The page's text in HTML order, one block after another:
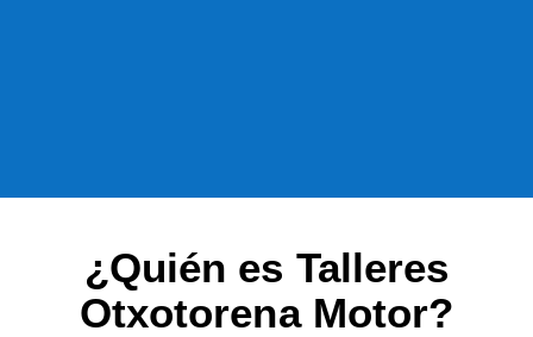
¿Quién es Talleres
Otxotorena Motor?